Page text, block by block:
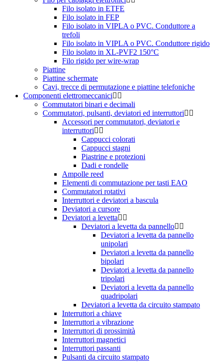
Filo isolato in ETFE
Filo isolato in FEP
Filo isolato in VIPLA o PVC. Conduttore a
trefoli
Filo isolato in VIPLA o PVC. Conduttore rigido
Filo isolato in XL-PVF2 150°C
Filo rigido per wire-wrap
Piattine
Piattine schermate
Cavi, trecce di permutazione e piattine telefoniche
Componenti elettromeccanici
Commutatori binari e decimali
Commutatori, pulsanti, deviatori ed interruttori
Accessori per commutatori, deviatori e
interruttori
Cappucci colorati
Cappucci stagni
Piastrine e protezioni
Dadi e rondelle
Ampolle reed
Elementi di commutazione per tasti EAO
Commutatori rotativi
Interruttori e deviatori a bascula
Deviatori a cursore
Deviatori a levetta
Deviatori a levetta da pannello
Deviatori a levetta da pannello
unipolari
Deviatori a levetta da pannello
bipolari
Deviatori a levetta da pannello
tripolari
Deviatori a levetta da pannello
quadripolari
Deviatori a levetta da circuito stampato
Interruttori a chiave
Interruttori a vibrazione
Interruttori di prossimità
Interruttori magnetici
Interruttori passanti
Pulsanti da circuito stampato